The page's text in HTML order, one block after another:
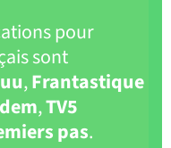
pour
sont
,Frantastique
,TV5
pas.